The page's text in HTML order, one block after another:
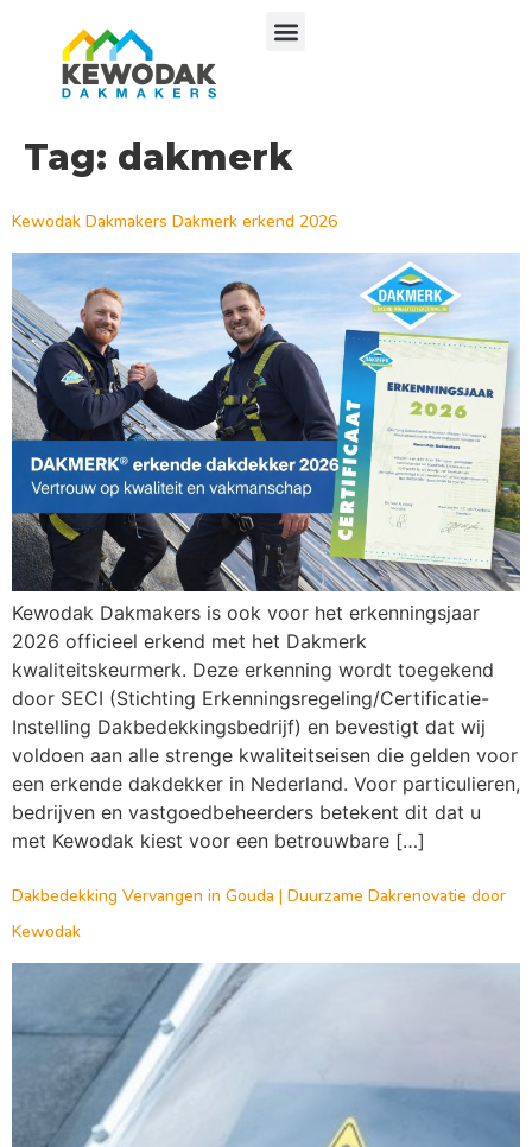
Tag: dakmerk
Kewodak Dakmakers Dakmerk erkend 2026
Kewodak Dakmakers is ook voor het erkenningsjaar
2026 officieel erkend met het Dakmerk
kwaliteitskeurmerk. Deze erkenning wordt toegekend
door SECI (Stichting Erkenningsregeling/Certificatie-
Instelling Dakbedekkingsbedrijf) en bevestigt dat wij
voldoen aan alle strenge kwaliteitseisen die gelden voor
een erkende dakdekker in Nederland. Voor particulieren,
bedrijven en vastgoedbeheerders betekent dit dat u
met Kewodak kiest voor een betrouwbare […]
Dakbedekking Vervangen in Gouda | Duurzame Dakrenovatie door
Kewodak